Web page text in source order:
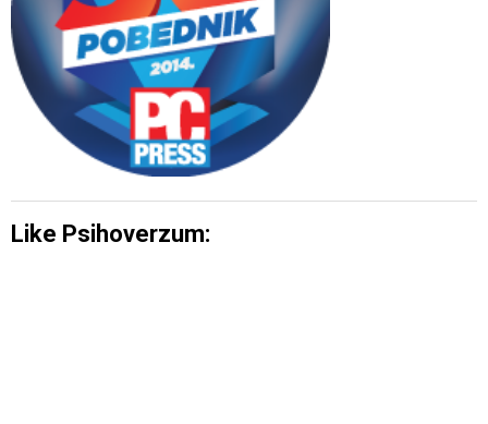
Like Psihoverzum: